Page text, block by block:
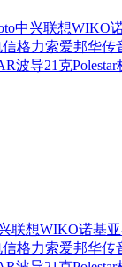
中兴联想WIKO
信格力索爱邦华传
波导21克Polestar
联想WIKO诺基亚
信格力索爱邦华传